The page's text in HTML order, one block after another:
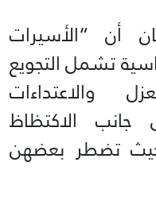
أن “الأسيرات
تشمل التجويع
والاعتداءات
جانب الاكتظاظ
حيث تضطر بعضهن